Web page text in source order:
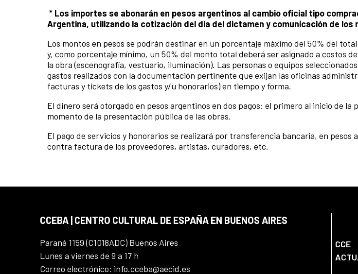
* Los importes se abonarán en pesos argentinos al cambio oficial tipo
Argentina, utilizando la cotización del día del dictamen y comunicación de los
Los montos en pesos se podrán destinar en un porcentaje máximo del 50% del
y, como porcentaje mínimo, un 50% del monto total deberá ser asignado a costos
la obra (escenografía, vestuario, iluminación). Las personas o equipos
gastos realizados con la documentación pertinente que exijan las oficinas
facturas y tickets de los gastos y/u honorarios) en tiempo y forma.
El dinero será otorgado en pesos argentinos en dos pagos: el primero al inicio de la
momento de la presentación pública de las obras.
El pago de servicios y honorarios se realizará por transferencia bancaria, en pesos
contra factura de los proveedores, artistas, curadores, etc.
CCEBA | CENTRO CULTURAL DE ESPAÑA EN BUENOS AIRES
Paraná 1159 (C1018ADC) Buenos Aires
Lunes a viernes de 9 a 17 h
Correo electrónico: info.cceba@aecid.es
CCE